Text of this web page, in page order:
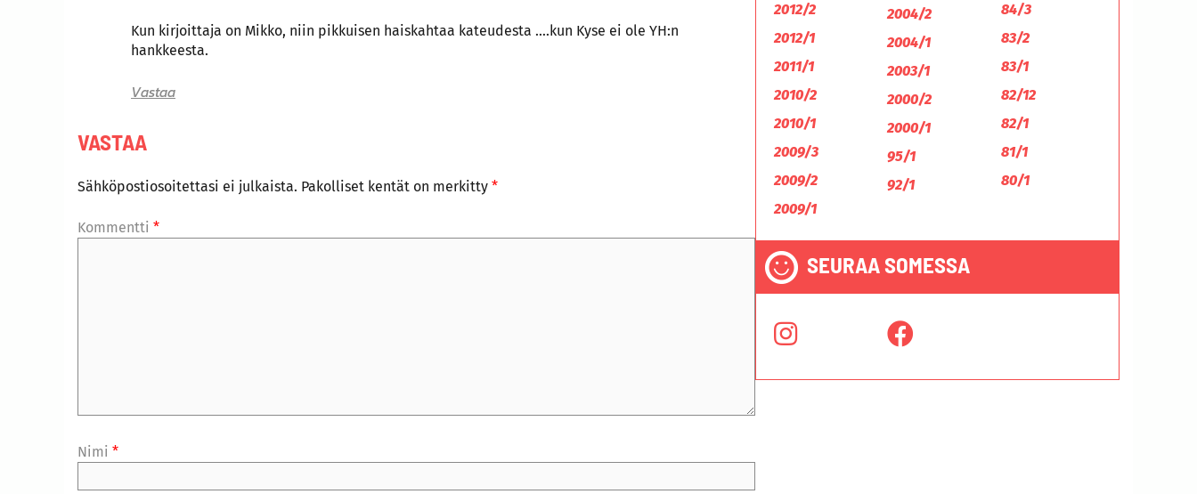
Kun kirjoittaja on Mikko, niin pikkuisen haiskahtaa kateudesta ….kun Kyse ei ole YH:n
hankkeesta.
Vastaa
VASTAA
Sähköpostiosoitettasi ei julkaista. Pakolliset kentät on merkitty *
Kommentti *
Nimi *
2012/2
2012/1
2011/1
2010/2
2010/1
2009/3
2009/2
2009/1
2004/2
2004/1
2003/1
2000/2
2000/1
95/1
92/1
84/3
83/2
83/1
82/12
82/1
81/1
80/1
SEURAA SOMESSA